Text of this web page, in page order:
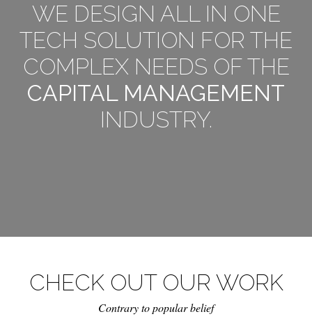
WE DESIGN ALL IN ONE
TECH SOLUTION FOR THE
COMPLEX NEEDS OF THE
CAPITAL MANAGEMENT
INDUSTRY.
CHECK OUT OUR WORK
Contrary to popular belief